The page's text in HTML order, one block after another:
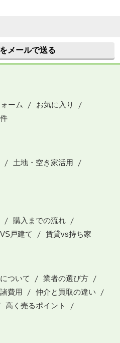
メールで送る
ーム
お気に入り
土地・空き家活用
購入までの流れ
戸建て 賃貸vs持ち家
ついて
業者の選び方
費用
仲介と買取の違い
高く売るポイント